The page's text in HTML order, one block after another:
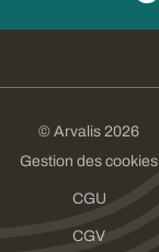
© Arvalis 2026
Gestion des cookies
CGU
CGV